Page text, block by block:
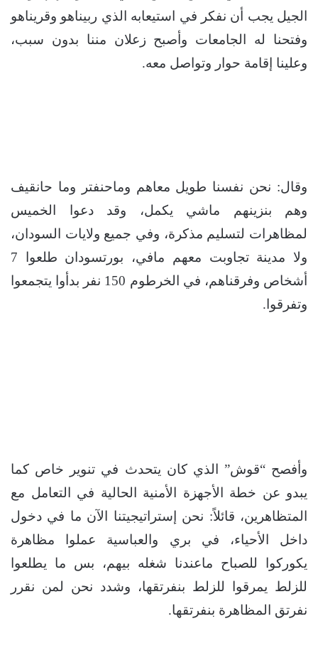
الجيل يجب أن نفكر في استيعابه الذي ربيناهو وقريناهو
وفتحنا له الجامعات وأصبح زعلان مننا بدون سبب،
وعلينا إقامة حوار وتواصل معه.
وقال: نحن نفسنا طويل معاهم وماحنفتر وما حانقيف
وهم بنزينهم ماشي يكمل، وقد دعوا الخميس
لمظاهرات لتسليم مذكرة، وفي جميع ولايات السودان،
ولا مدينة تجاوبت معهم مافي، بورتسودان طلعوا 7
أشخاص وفرقناهم، في الخرطوم 150 نفر بدأوا يتجمعوا
وتفرقوا.
وأفصح “قوش” الذي كان يتحدث في تنوير خاص كما
يبدو عن خطة الأجهزة الأمنية الحالية في التعامل مع
المتظاهرين، قائلاً: نحن إستراتيجيتنا الآن ما في دخول
داخل الأحياء، في بري والعباسية عملوا مظاهرة
يكوركوا للصباح ماعندنا شغله بيهم، بس ما يطلعوا
للزلط يمرقوا للزلط بنفرتقها، وشدد نحن لمن نقرر
نفرتق المظاهرة بنفرتقها.